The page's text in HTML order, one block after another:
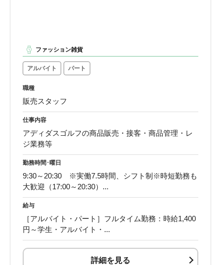
ファッション雑貨
アルバイト パート
職種
販売スタッフ
仕事内容
アディダスゴルフの商品販売・接客・商品管理・レ
ジ業務等
勤務時間･曜日
9:30～20:30 ※実働7.5時間、シフト制※時短勤務も
大歓迎（17:00～20:30）...
給与
［アルバイト・パート］フルタイム勤務：時給1,400
円～学生・アルバイト・...
詳細を見る